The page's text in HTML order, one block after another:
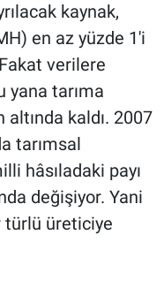
kaynak,
en az yüzde 1'i
verilere
yana tarıma
kaldı. 2007
tarımsal
hâsıladaki payı
değişiyor. Yani
üreticiye